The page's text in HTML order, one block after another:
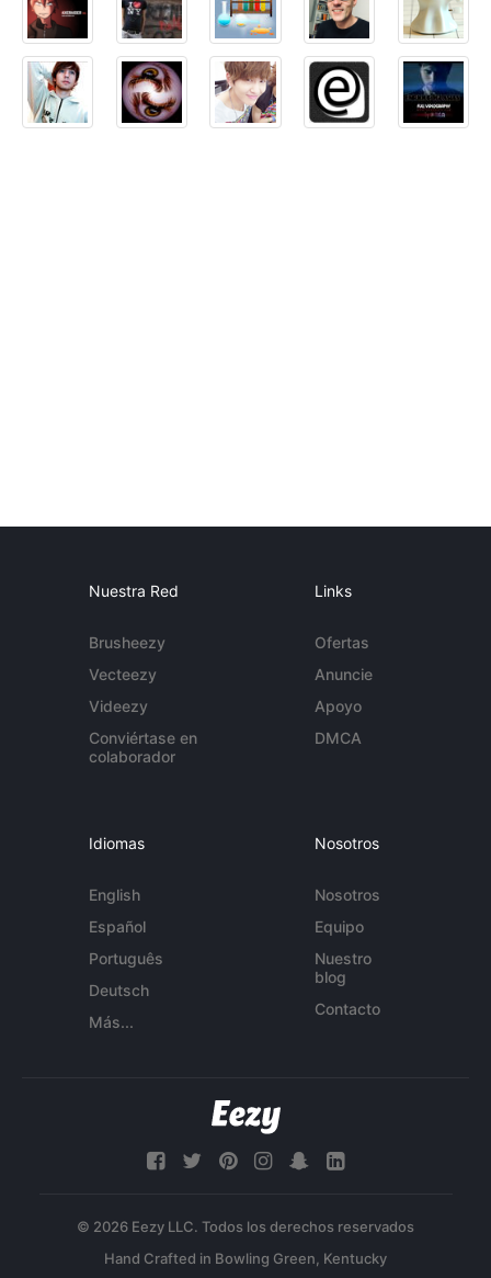
Nuestra Red
Brusheezy
Vecteezy
Videezy
Conviértase en
colaborador
Links
Ofertas
Anuncie
Apoyo
DMCA
Idiomas
English
Español
Português
Deutsch
Más...
Nosotros
Nosotros
Equipo
Nuestro
blog
Contacto
© 2026 Eezy LLC. Todos los derechos reservados